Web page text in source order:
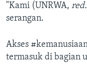
"Kami (UNRWA,red.
serangan.
Akses
termasuk di bagian